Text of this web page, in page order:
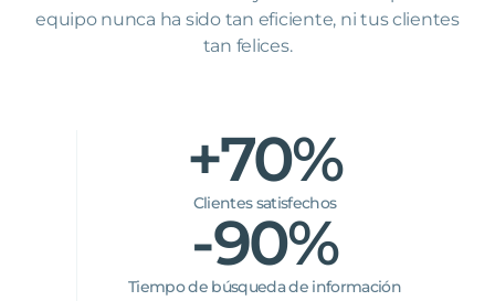
equipo nunca ha sido tan eficiente, ni tus clientes
tan felices.
+70%
Clientes satisfechos
-90%
Tiempo de búsqueda de información